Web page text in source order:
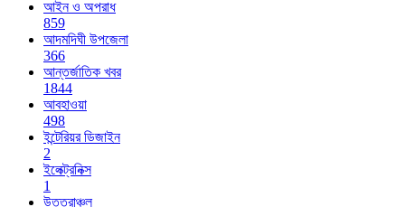
আইন ও অপরাধ
859
আদমদিঘী উপজেলা
366
আন্তর্জাতিক খবর
1844
আবহাওয়া
498
ইন্টেরিয়র ডিজাইন
2
ইলেক্ট্রনিক্স
1
উত্তরাঞ্চল